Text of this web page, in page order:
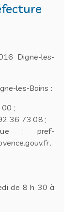
Digne-les-
les-Bains :
;
36 73 08 ;
: pref-
de 8 h 30 à